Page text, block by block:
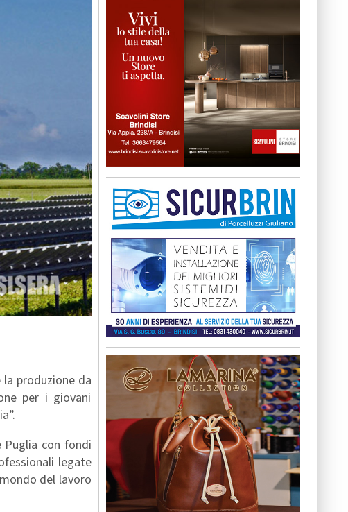
produzione da
per i giovani
Puglia con fondi
legate
del lavoro